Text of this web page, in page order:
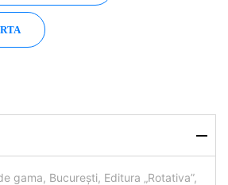
gama, București, Editura „Rotativa”,